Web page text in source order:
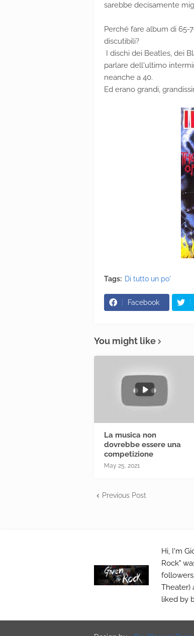
sarebbe decisamente
Perché fare album di
discutibili?
I dischi dei Beatles, dei
parlare dell'ultimo
neanche a 40.
Ed erano grandi,
Tags: Di tutto un po'
Facebook
You might like
La musica non
dovrebbe essere una
competizione
May 25, 2021
Previous Post
Hi, I'm
Rock"
Theater)
liked by